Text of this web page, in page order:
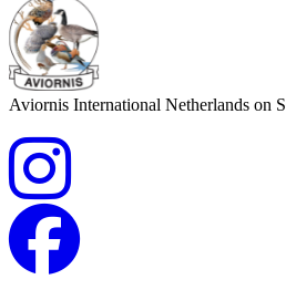
Aviornis International Netherlands on